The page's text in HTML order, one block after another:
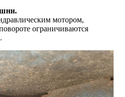
мотором,
ограничиваются